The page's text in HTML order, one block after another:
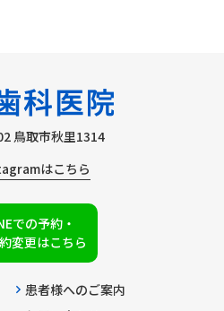
鳥取市秋里1314
はこちら
での予約・
変更はこちら
患者様へのご案内